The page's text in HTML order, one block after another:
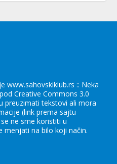
www.sahovskiklub.rs :: Neka
Creative Commons 3.0
preuzimati tekstovi ali mora
(link prema sajtu
ne sme koristiti u
menjati na bilo koji način.